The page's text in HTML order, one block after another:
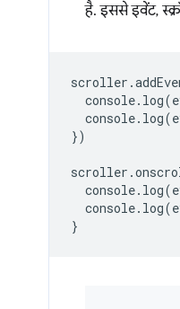
है. इससे इवेंट,
scroller .
console. log(
console. log(
})
scroller .
console. log(
console. log(
}